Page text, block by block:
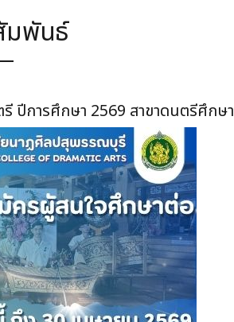
มพันธ์
ปีการศึกษา 2569 สาขาดนตรีศึกษา